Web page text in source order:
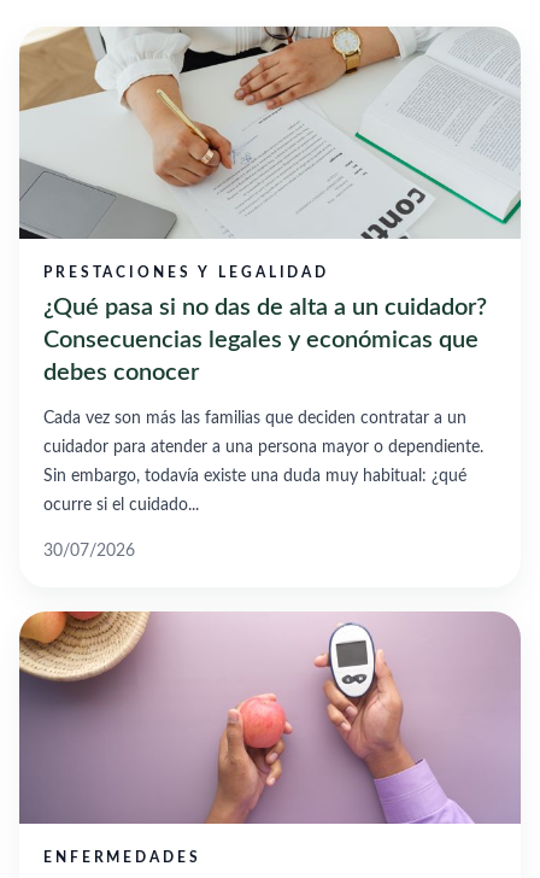
PRESTACIONES Y LEGALIDAD
¿Qué pasa si no das de alta a un cuidador?
Consecuencias legales y económicas que
debes conocer
Cada vez son más las familias que deciden contratar a un
cuidador para atender a una persona mayor o dependiente.
Sin embargo, todavía existe una duda muy habitual: ¿qué
ocurre si el cuidado...
30/07/2026
ENFERMEDADES